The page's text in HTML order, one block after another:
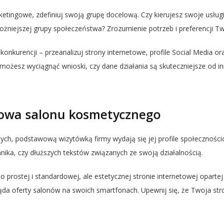
zdefiniuj swoją grupę docelową. Czy kierujesz swoje
grupy społeczeństwa? Zrozumienie potrzeb i preferencji
– przeanalizuj strony internetowe, profile Social Media
wyciągnąć wnioski, czy dane działania są skuteczniejsze od
salonu kosmetycznego
podstawową wizytówką firmy wydają się jej profile
czy dłuższych tekstów związanych ze swoją działalnością.
prostej i standardowej, ale estetycznej stronie internetowej
oferty salonów na swoich smartfonach. Upewnij się, że Twoja